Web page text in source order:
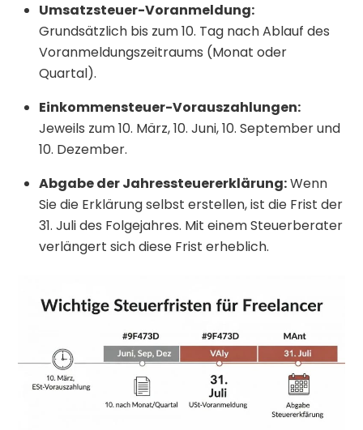
Umsatzsteuer-Voranmeldung:
Grundsätzlich bis zum 10. Tag nach Ablauf des
Voranmeldungszeitraums (Monat oder
Quartal).
Einkommensteuer-Vorauszahlungen:
Jeweils zum 10. März, 10. Juni, 10. September und
10. Dezember.
Abgabe der Jahressteuererklärung:Wenn
Sie die Erklärung selbst erstellen, ist die Frist der
31. Juli des Folgejahres. Mit einem Steuerberater
verlängert sich diese Frist erheblich.